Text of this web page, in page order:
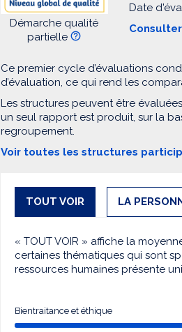
Démarche qualité
partielle
Date
Ce premier cycle d’évaluations
d’évaluation, ce qui rend les
Les structures peuvent être
un seul rapport est produit, sur la
regroupement.
Voir toutes les structures
TOUT VOIR LA
« TOUT VOIR » affiche la
certaines thématiques qui sont
ressources humaines présente
Bientraitance et éthique